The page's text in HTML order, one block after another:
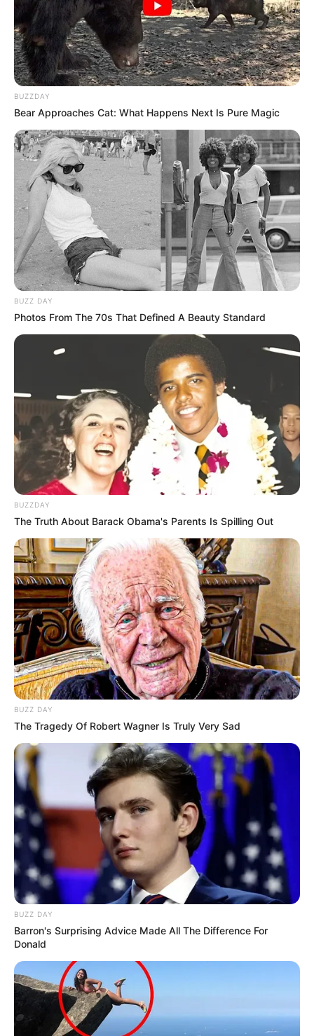
BUZZDAY
Bear Approaches Cat: What Happens Next Is Pure Magic
BUZZ DAY
Photos From The 70s That Defined A Beauty Standard
BUZZDAY
The Truth About Barack Obama's Parents Is Spilling Out
BUZZ DAY
The Tragedy Of Robert Wagner Is Truly Very Sad
BUZZ DAY
Barron's Surprising Advice Made All The Difference For
Donald